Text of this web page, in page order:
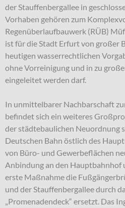
der Stauffenbergallee in
Vorhaben gehören zum
Regenüberlaufbauwerk (RÜB)
ist für die Stadt Erfurt von großer
heutigen wasserrechtlichen
ohne Vorreinigung und in zu
eingeleitet werden darf.
In unmittelbarer Nachbarschaft
befindet sich ein weiteres
der städtebaulichen Neuordnung
Deutschen Bahn östlich des
von Büro- und Gewerbeflächen
Anbindung an den Hauptbahnhof
erste Maßnahme die
und der Stauffenbergallee durch
„Promenadendeck“ ersetzt. Das